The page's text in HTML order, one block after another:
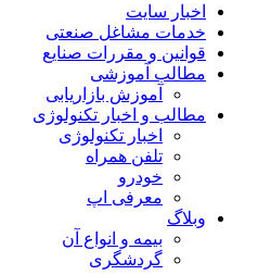
اخبار سایت
خدمات مشاغل صنعتی
قوانین و مقررات صنایع
مطالب آموزشی
آموزش بازاریابی
مطالب و اخبار تکنولوژی
اخبار تکنولوژی
تلفن همراه
خودرو
معرفی اپ
وبلاگ
بیمه و انواع آن
گردشگری